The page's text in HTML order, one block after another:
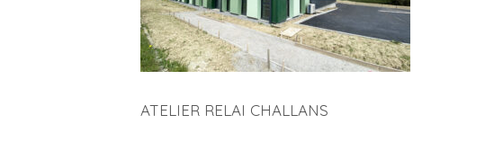
ATELIER RELAI CHALLANS